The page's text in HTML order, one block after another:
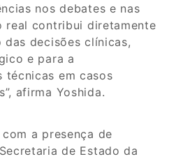
nos debates e nas
real contribui diretamente
decisões clínicas,
e para a
técnicas em casos
afirma Yoshida.
a presença de
de Estado da